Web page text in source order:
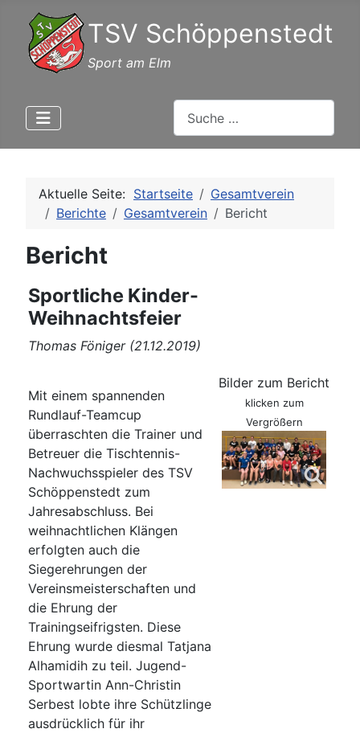
TSV Schöppenstedt
Sport am Elm
Aktuelle Seite: Startseite
Gesamtverein
Berichte
Gesamtverein Bericht
Bericht
Sportliche Kinder-
Weihnachtsfeier
Thomas Föniger (21.12.2019)
Mit einem spannenden
Rundlauf-Teamcup
überraschten die Trainer und
Betreuer die Tischtennis-
Nachwuchsspieler des TSV
Schöppenstedt zum
Jahresabschluss. Bei
weihnachtlichen Klängen
erfolgten auch die
Siegerehrungen der
Vereinsmeisterschaften und
die Ehrung der
Trainingseifrigsten. Diese
Ehrung wurde diesmal Tatjana
Alhamidih zu teil. Jugend-
Sportwartin Ann-Christin
Serbest lobte ihre Schützlinge
ausdrücklich für ihr
Bilder zum Bericht
klicken zum
Vergrößern